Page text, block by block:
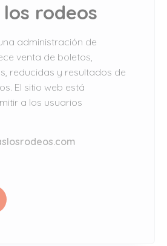
rodeos
administración de
venta de boletos,
reducidas y resultados de
El sitio web está
a los usuarios